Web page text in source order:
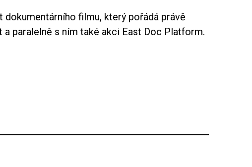
filmu, který pořádá právě
paralelně s ním také akci East Doc Platform.